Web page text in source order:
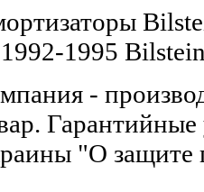
1995
-
Гарантийные
"О защите